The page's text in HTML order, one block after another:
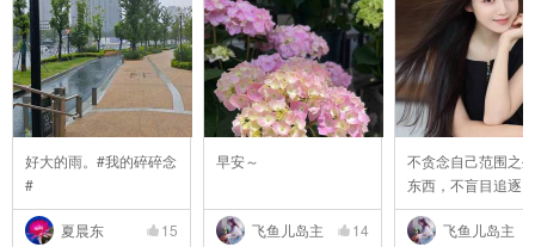
好大的雨。#我的碎碎念
#
夏晨东 15
早安～
飞鱼儿岛主 14
不贪念自己范围之
东西，不盲目追逐
..
飞鱼儿岛主